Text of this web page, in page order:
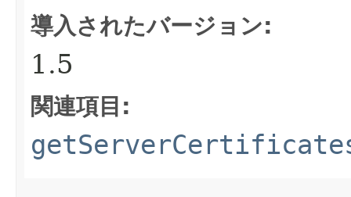
導入されたバージョン:
1.5
関連項目: